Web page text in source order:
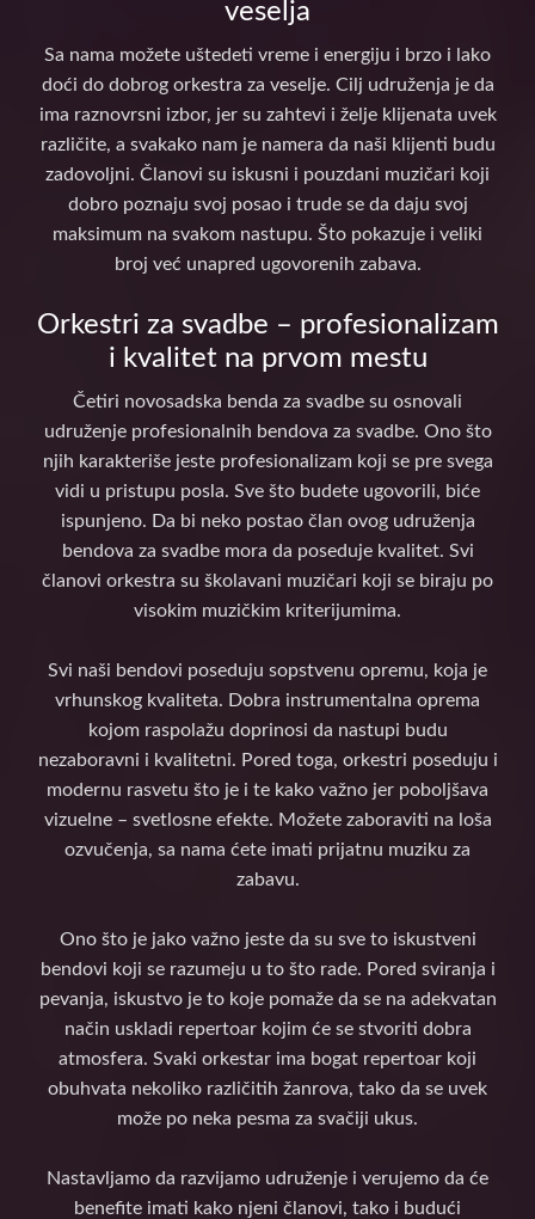
veselja
Sa nama možete uštedeti vreme i energiju i brzo i lako
doći do dobrog orkestra za veselje. Cilj udruženja je da
ima raznovrsni izbor, jer su zahtevi i želje klijenata uvek
različite, a svakako nam je namera da naši klijenti budu
zadovoljni. Članovi su iskusni i pouzdani muzičari koji
dobro poznaju svoj posao i trude se da daju svoj
maksimum na svakom nastupu. Što pokazuje i veliki
broj već unapred ugovorenih zabava.
Orkestri za svadbe – profesionalizam
i kvalitet na prvom mestu
Četiri novosadska benda za svadbe su osnovali
udruženje profesionalnih bendova za svadbe. Ono što
njih karakteriše jeste profesionalizam koji se pre svega
vidi u pristupu posla. Sve što budete ugovorili, biće
ispunjeno. Da bi neko postao član ovog udruženja
bendova za svadbe mora da poseduje kvalitet. Svi
članovi orkestra su školavani muzičari koji se biraju po
visokim muzičkim kriterijumima.
Svi naši bendovi poseduju sopstvenu opremu, koja je
vrhunskog kvaliteta. Dobra instrumentalna oprema
kojom raspolažu doprinosi da nastupi budu
nezaboravni i kvalitetni. Pored toga, orkestri poseduju i
modernu rasvetu što je i te kako važno jer poboljšava
vizuelne – svetlosne efekte. Možete zaboraviti na loša
ozvučenja, sa nama ćete imati prijatnu muziku za
zabavu.
Ono što je jako važno jeste da su sve to iskustveni
bendovi koji se razumeju u to što rade. Pored sviranja i
pevanja, iskustvo je to koje pomaže da se na adekvatan
način uskladi repertoar kojim će se stvoriti dobra
atmosfera. Svaki orkestar ima bogat repertoar koji
obuhvata nekoliko različitih žanrova, tako da se uvek
može po neka pesma za svačiji ukus.
Nastavljamo da razvijamo udruženje i verujemo da će
benefite imati kako njeni članovi, tako i budući